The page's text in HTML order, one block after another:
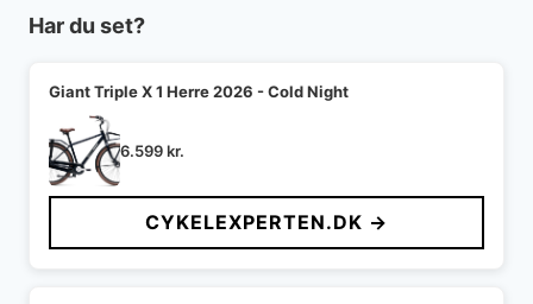
Har du set?
Giant Triple X 1 Herre 2026 - Cold Night
6.599kr.
CYKELEXPERTEN.DK →